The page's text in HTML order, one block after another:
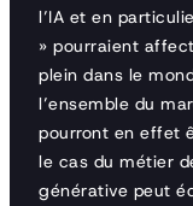
l’IA et en
» pourraient
plein dans le
l’ensemble du
pourront en effet
le cas du métier
générative peut